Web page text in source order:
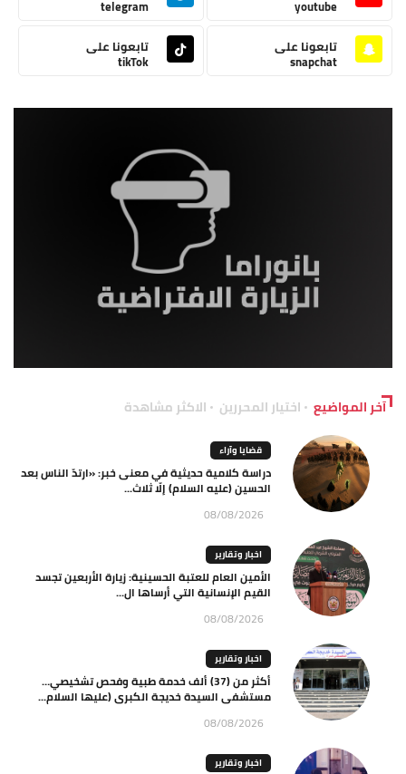
youtube
telegram
تابعونا على
snapchat
تابعونا على
tikTok
آخر المواضيع اختيار المحررين الاكثر مشاهدة
قضايا وآراء
دراسة كلامية حديثية في معنى خبر: «ارتدّ الناس بعد
الحسين (عليه السلام) إلّا ثلاث...
08/08/2026
اخبار وتقارير
الأمين العام للعتبة الحسينية: زيارة الأربعين تجسد
القيم الإنسانية التي أرساها ال...
08/08/2026
اخبار وتقارير
أكثر من (37) ألف خدمة طبية وفحص تشخيصي…
مستشفى السيدة خديجة الكبرى (عليها السلام...
08/08/2026
اخبار وتقارير